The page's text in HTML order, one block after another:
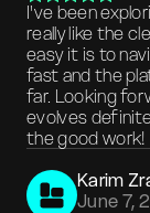
I've been
really like the
easy it is to
fast and the
far. Looking
evolves
the good work!
Karim
June 7,